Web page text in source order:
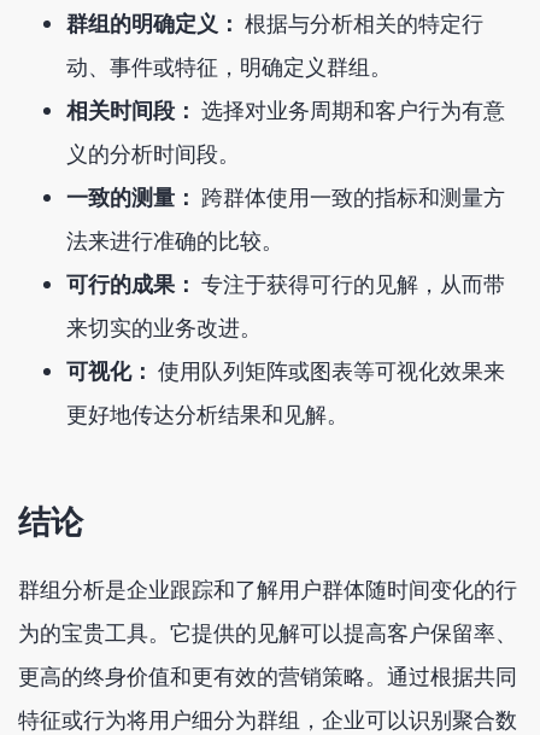
群组的明确定义： 根据与分析相关的特定行
动、事件或特征，明确定义群组。
相关时间段： 选择对业务周期和客户行为有意
义的分析时间段。
一致的测量： 跨群体使用一致的指标和测量方
法来进行准确的比较。
可行的成果： 专注于获得可行的见解，从而带
来切实的业务改进。
可视化： 使用队列矩阵或图表等可视化效果来
更好地传达分析结果和见解。
结论
群组分析是企业跟踪和了解用户群体随时间变化的行
为的宝贵工具。它提供的见解可以提高客户保留率、
更高的终身价值和更有效的营销策略。通过根据共同
特征或行为将用户细分为群组，企业可以识别聚合数